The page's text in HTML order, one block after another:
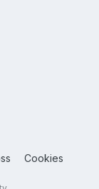
Cookies